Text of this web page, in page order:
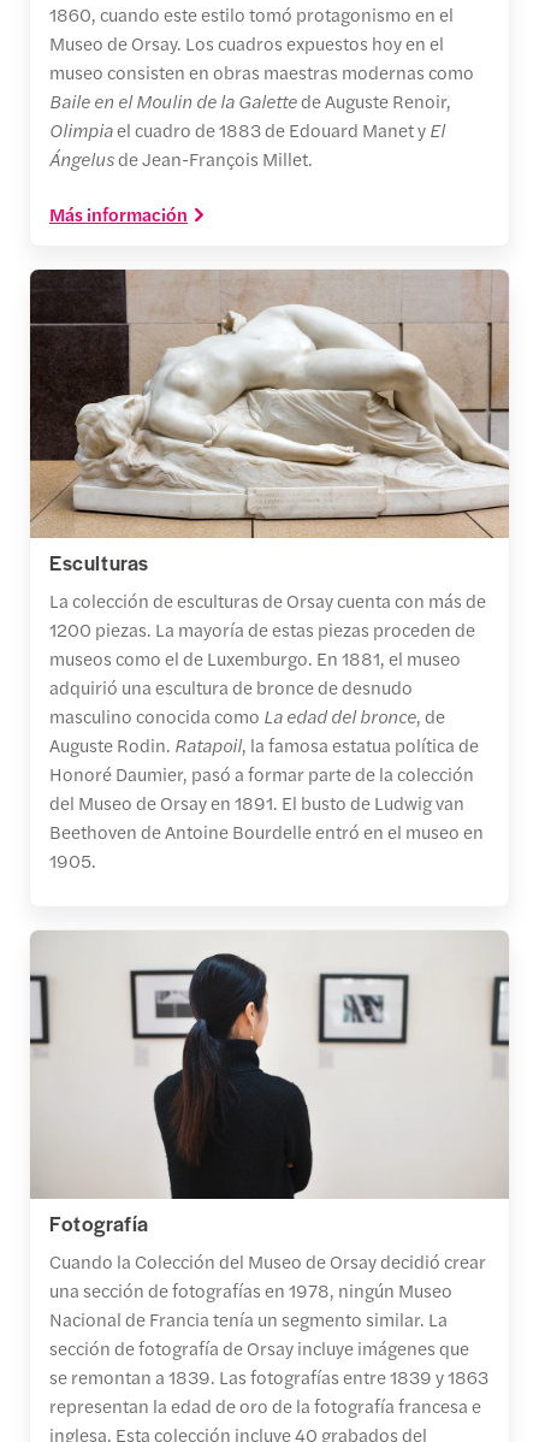
1860, cuando este estilo tomó protagonismo en el
Museo de Orsay. Los cuadros expuestos hoy en el
museo consisten en obras maestras modernas como
Baile en el Moulin de la Galettede Auguste Renoir,
Olimpiael cuadro de 1883 de Edouard Manet yEl
Ángelusde Jean-François Millet.
Más información
Esculturas
La colección de esculturas de Orsay cuenta con más de
1200 piezas. La mayoría de estas piezas proceden de
museos como el de Luxemburgo. En 1881, el museo
adquirió una escultura de bronce de desnudo
masculino conocida como La edad del bronce, de
Auguste Rodin. Ratapoil, la famosa estatua política de
Honoré Daumier, pasó a formar parte de la colección
del Museo de Orsay en 1891. El busto de Ludwig van
Beethoven de Antoine Bourdelle entró en el museo en
1905.
Fotografía
Cuando la Colección del Museo de Orsay decidió crear
una sección de fotografías en 1978, ningún Museo
Nacional de Francia tenía un segmento similar. La
sección de fotografía de Orsay incluye imágenes que
se remontan a 1839. Las fotografías entre 1839 y 1863
representan la edad de oro de la fotografía francesa e
inglesa. Esta colección incluye 40 grabados del